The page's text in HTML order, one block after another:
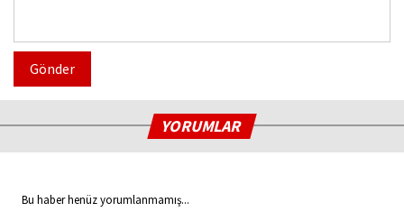
Gönder
YORUMLAR
Bu haber henüz yorumlanmamış...